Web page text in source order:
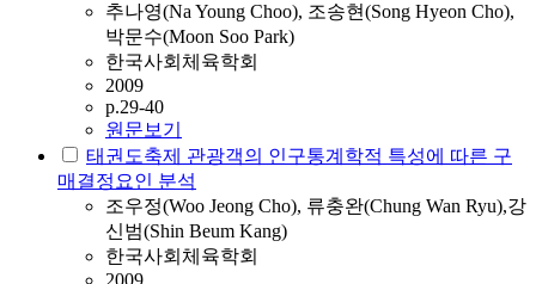
추나영(Na Young Choo), 조송현(Song Hyeon Cho),
박문수(Moon Soo Park)
한국사회체육학회
2009
p.29-40
원문보기
태권도축제 관광객의 인구통계학적 특성에 따른 구
매결정요인 분석
조우정(Woo Jeong Cho), 류충완(Chung Wan Ryu),강
신범(Shin Beum Kang)
한국사회체육학회
2009